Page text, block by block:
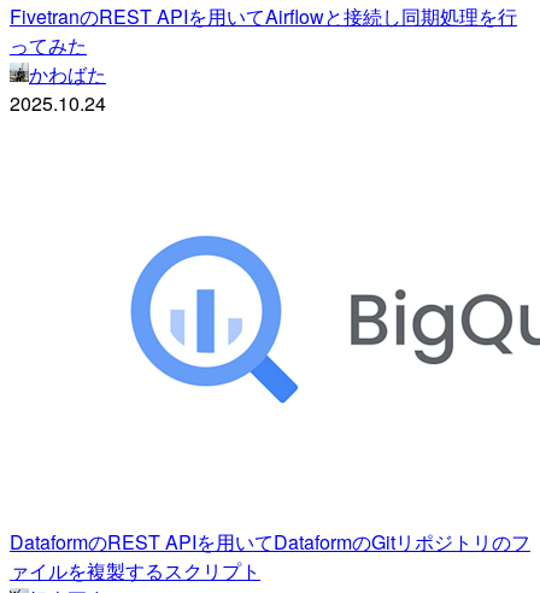
FivetranのREST APIを用いてAirflowと接続し同期処理を行
ってみた
かわばた
2025.10.24
DataformのREST APIを用いてDataformのGitリポジトリのフ
ァイルを複製するスクリプト